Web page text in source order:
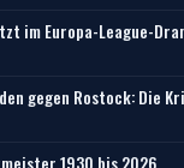
im Europa-League-
gegen Rostock: Die
1930 bis 2026